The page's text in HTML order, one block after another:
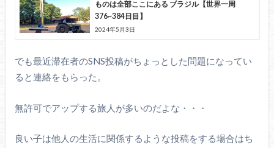
ものは全部ここにある ブラジル【世界一周
376~384日目】
2024年5月3日
でも最近滞在者のSNS投稿がちょっとした問題になってい
ると連絡をもらった。
無許可でアップする旅人が多いのだよな・・・
良い子は他人の生活に関係するような投稿をする場合はち